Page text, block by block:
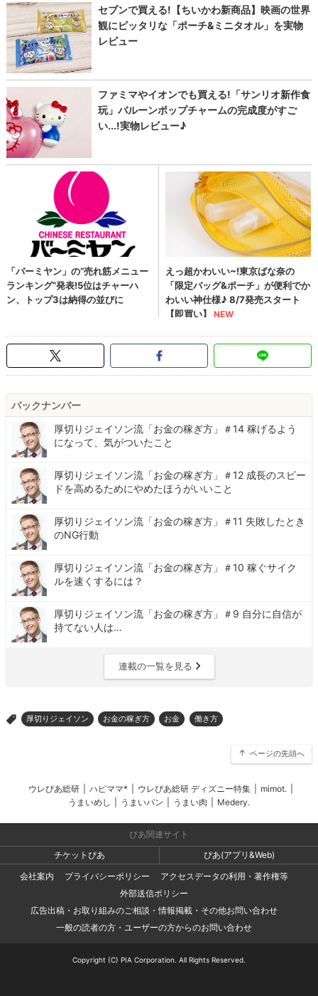
バックナンバー
厚切りジェイソン流「お金の稼ぎ方」＃14 稼げるよう
になって、気がついたこと
厚切りジェイソン流「お金の稼ぎ方」＃12 成長のスピー
ドを高めるためにやめたほうがいいこと
厚切りジェイソン流「お金の稼ぎ方」＃11 失敗したとき
のNG行動
厚切りジェイソン流「お金の稼ぎ方」＃10 稼ぐサイク
ルを速くするには？
厚切りジェイソン流「お金の稼ぎ方」＃9 自分に自信が
持てない人は…
連載の一覧を見る
> 厚切りジェイソン お金の稼ぎ方 お金 働き方
ページの先頭へ
ウレぴあ総研 ハピママ* ウレぴあ総研 ディズニー特集 mimot.
うまいめし
うまいパン うまい肉 Medery.
ぴあ関連サイト
チケットぴあ
ぴあ(アプリ&Web)
会社案内
プライバシーポリシー
アクセスデータの利用・著作権等
外部送信ポリシー
広告出稿・お取り組みのご相談・情報掲載・その他お問い合わせ
一般の読者の方・ユーザーの方からのお問い合わせ
Copyright (C) PIA Corporation. All Rights Reserved.